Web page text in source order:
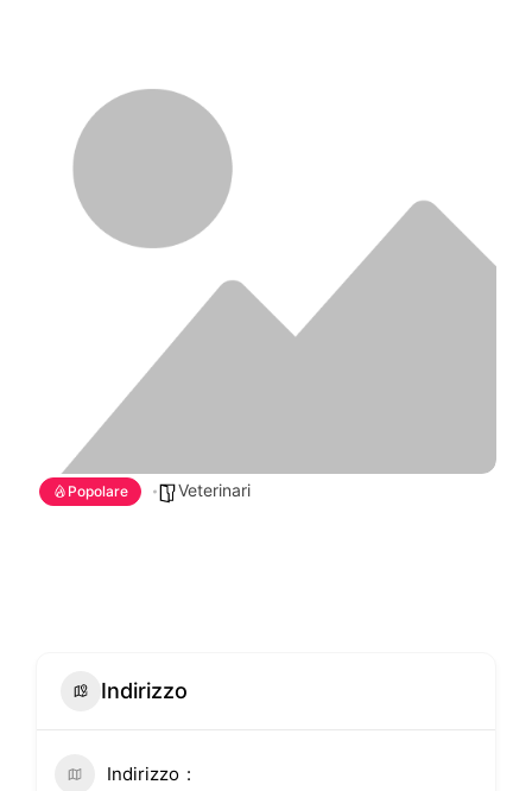
Popolare Veterinari
Indirizzo
Indirizzo